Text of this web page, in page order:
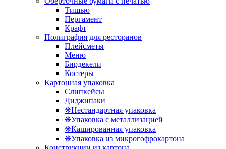
Тишью
Пергамент
Крафт
Полиграфия для ресторанов
Плейсметы
Меню
Бирдекели
Костеры
Картонная упаковка
Слипкейсы
Диджипаки
❋Нестандартная упаковка
❋Упаковка с металлизацией
❋Кашированная упаковка
❋Упаковка из микрогофрокартона